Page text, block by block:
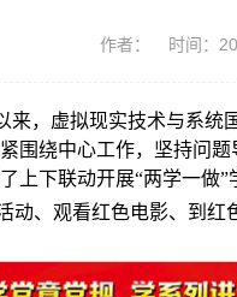
作者： 时间：
来，虚拟现实技术与系
围绕中心工作，坚持问
上下联动开展“两学一做”
动、观看红色电影、到